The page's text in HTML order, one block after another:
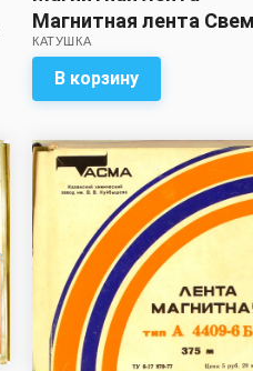
Магнитная лента
375м
КАТУШКА
В корзину